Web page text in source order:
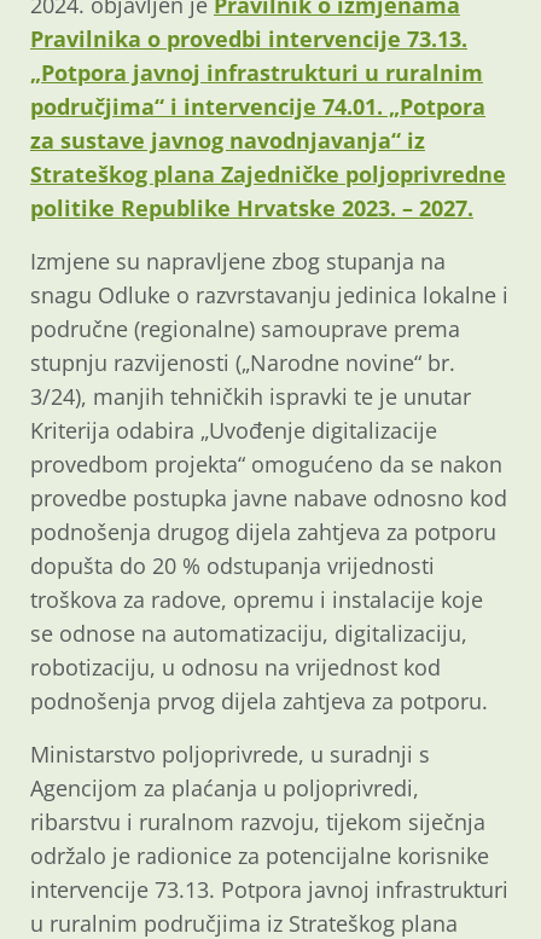
Pravilnika o provedbi intervencije 73.13.
„Potpora javnoj infrastrukturi u ruralnim
područjima“ i intervencije 74.01. „Potpora
za sustave javnog navodnjavanja“ iz
Strateškog plana Zajedničke poljoprivredne
politike Republike Hrvatske 2023. – 2027.
Izmjene su napravljene zbog stupanja na
snagu Odluke o razvrstavanju jedinica lokalne i
područne (regionalne) samouprave prema
stupnju razvijenosti („Narodne novine“ br.
3/24), manjih tehničkih ispravki te je unutar
Kriterija odabira „Uvođenje digitalizacije
provedbom projekta“ omogućeno da se nakon
provedbe postupka javne nabave odnosno kod
podnošenja drugog dijela zahtjeva za potporu
dopušta do 20 % odstupanja vrijednosti
troškova za radove, opremu i instalacije koje
se odnose na automatizaciju, digitalizaciju,
robotizaciju, u odnosu na vrijednost kod
podnošenja prvog dijela zahtjeva za potporu.
Ministarstvo poljoprivrede, u suradnji s
Agencijom za plaćanja u poljoprivredi,
ribarstvu i ruralnom razvoju, tijekom siječnja
održalo je radionice za potencijalne korisnike
intervencije 73.13. Potpora javnoj infrastrukturi
u ruralnim područjima iz Strateškog plana